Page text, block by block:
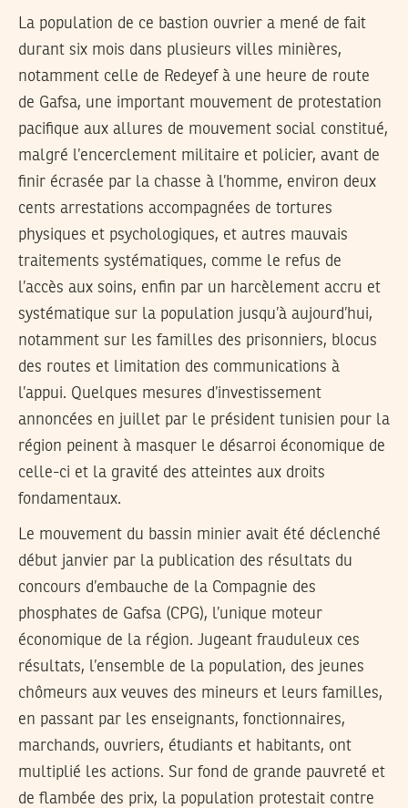
La population de ce bastion ouvrier a mené de fait
durant six mois dans plusieurs villes minières,
notamment celle de Redeyef à une heure de route
de Gafsa, une important mouvement de protestation
pacifique aux allures de mouvement social constitué,
malgré l’encerclement militaire et policier, avant de
finir écrasée par la chasse à l’homme, environ deux
cents arrestations accompagnées de tortures
physiques et psychologiques, et autres mauvais
traitements systématiques, comme le refus de
l’accès aux soins, enfin par un harcèlement accru et
systématique sur la population jusqu’à aujourd’hui,
notamment sur les familles des prisonniers, blocus
des routes et limitation des communications à
l’appui. Quelques mesures d’investissement
annoncées en juillet par le président tunisien pour la
région peinent à masquer le désarroi économique de
celle-ci et la gravité des atteintes aux droits
fondamentaux.
Le mouvement du bassin minier avait été déclenché
début janvier par la publication des résultats du
concours d’embauche de la Compagnie des
phosphates de Gafsa (CPG), l’unique moteur
économique de la région. Jugeant frauduleux ces
résultats, l’ensemble de la population, des jeunes
chômeurs aux veuves des mineurs et leurs familles,
en passant par les enseignants, fonctionnaires,
marchands, ouvriers, étudiants et habitants, ont
multiplié les actions. Sur fond de grande pauvreté et
de flambée des prix, la population protestait contre